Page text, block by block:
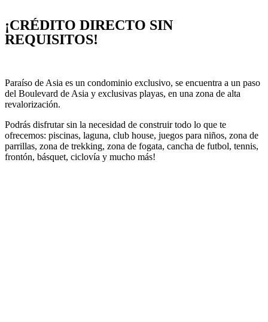
¡CRÉDITO DIRECTO SIN
REQUISITOS!
Paraíso de Asia es un condominio exclusivo, se encuentra a un paso
del Boulevard de Asia y exclusivas playas, en una zona de alta
revalorización.
Podrás disfrutar sin la necesidad de construir todo lo que te
ofrecemos: piscinas, laguna, club house, juegos para niños, zona de
parrillas, zona de trekking, zona de fogata, cancha de futbol, tennis,
frontón, básquet, ciclovía y mucho más!